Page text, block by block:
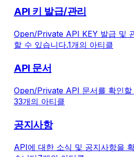
API 키 발급/관리
Open/Private API KEY 발급 및
할 수 있습니다.1개의 아티클
API 문서
Open/Private API 문서를 확인할
33개의 아티클
공지사항
API에 대한 소식 및 공지사항을